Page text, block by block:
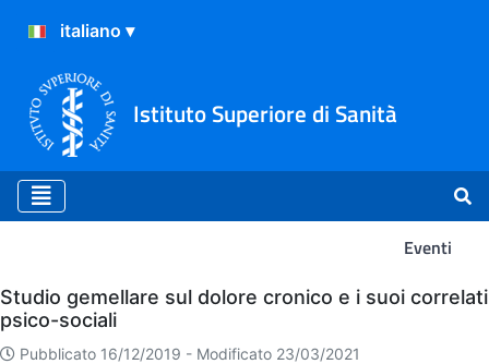
Istituto Superiore di Sanità
Eventi
Eventi
Studio gemellare sul dolore cronico e i suoi correlati
psico-sociali
Pubblicato 16/12/2019 - Modificato 23/03/2021